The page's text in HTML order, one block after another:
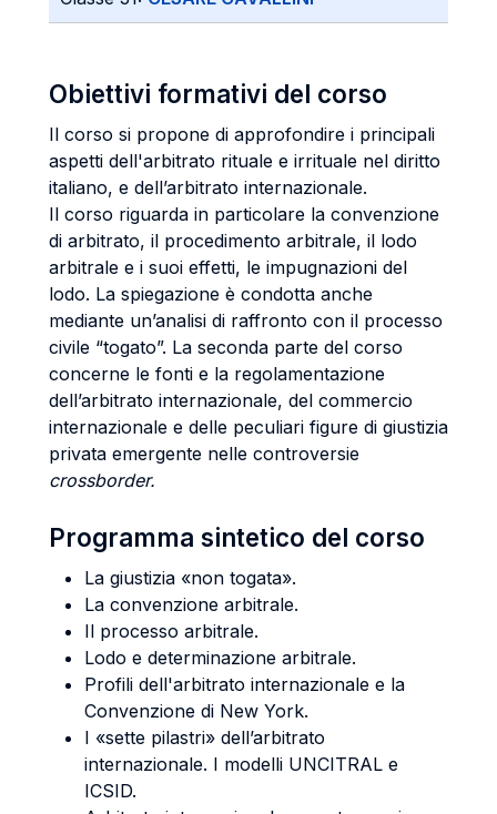
Obiettivi formativi del corso
Il corso si propone di approfondire i principali
aspetti dell'arbitrato rituale e irrituale nel diritto
italiano, e dell’arbitrato internazionale.
Il corso riguarda in particolare la convenzione
di arbitrato, il procedimento arbitrale, il lodo
arbitrale e i suoi effetti, le impugnazioni del
lodo. La spiegazione è condotta anche
mediante un’analisi di raffronto con il processo
civile “togato”. La seconda parte del corso
concerne le fonti e la regolamentazione
dell’arbitrato internazionale, del commercio
internazionale e delle peculiari figure di giustizia
privata emergente nelle controversie
crossborder.
Programma sintetico del corso
La giustizia «non togata».
La convenzione arbitrale.
Il processo arbitrale.
Lodo e determinazione arbitrale.
Profili dell'arbitrato internazionale e la
Convenzione di New York.
I «sette pilastri» dell’arbitrato
internazionale. I modelli UNCITRAL e
ICSID.